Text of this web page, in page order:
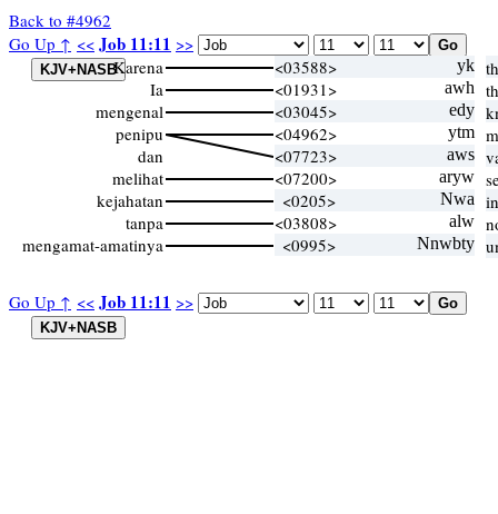
Back to #4962
Go Up ↑ << Job 11:11 >>
Go Up ↑ << Job 11:11 >>
Karena
Ia
mengenal
penipu
dan
melihat
kejahatan
tanpa
mengamat-amatinya
<03588> yk
<01931>
awh
<03045>
edy
<04962>
ytm
<07723>
aws
<07200>
aryw
<0205>
Nwa
<03808>
alw
<0995>
Nnwbty